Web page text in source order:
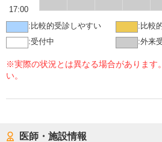
17:00
: 比較的受診しやすい : 比較
:受付中 :外来
※実際の状況とは異なる場合があります
い。
医師・施設情報